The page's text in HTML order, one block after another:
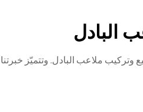
البادل
للتميّز في مجال تصنيع وتركيب ملاعب البادل. وتتميّز